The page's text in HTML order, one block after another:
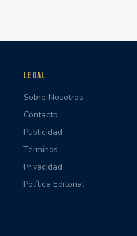
LEGAL
Sobre Nosotros
Contacto
Publicidad
Términos
Privacidad
Política Editorial